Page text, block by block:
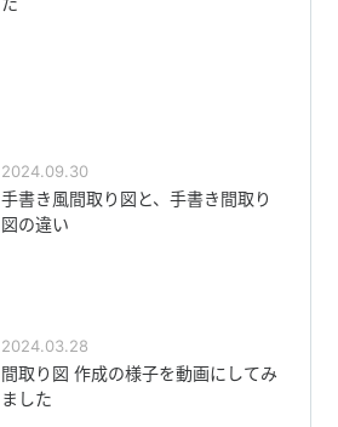
2024.09.30
手書き風間取り図と、手書き間取り
図の違い
2024.03.28
間取り図 作成の様子を動画にしてみ
ました